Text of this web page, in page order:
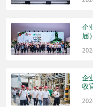
企
届
企
收